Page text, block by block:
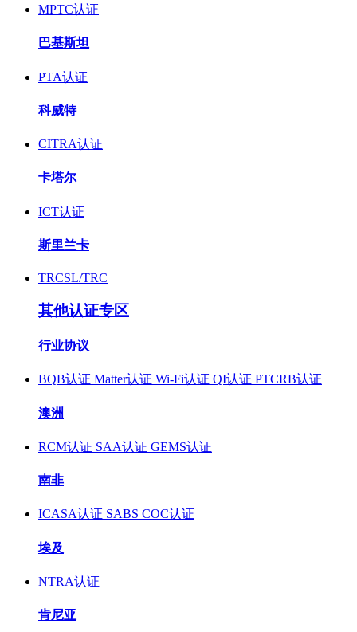
MPTC认证
巴基斯坦
PTA认证
科威特
CITRA认证
卡塔尔
ICT认证
斯里兰卡
TRCSL/TRC
其他认证专区
行业协议
BQB认证 Matter认证 Wi-Fi认证 QI认证 PTCRB认证
澳洲
RCM认证 SAA认证 GEMS认证
南非
ICASA认证 SABS COC认证
埃及
NTRA认证
肯尼亚